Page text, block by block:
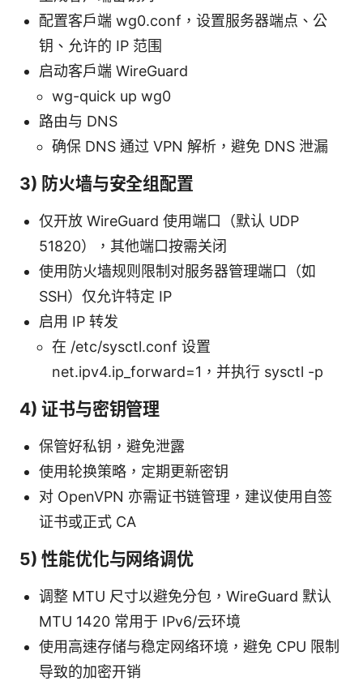
配置客户端 wg0.conf，设置服务器端点、公
钥、允许的 IP 范围
启动客户端 WireGuard
wg-quick up wg0
路由与 DNS
确保 DNS 通过 VPN 解析，避免 DNS 泄漏
3) 防火墙与安全组配置
仅开放 WireGuard 使用端口（默认 UDP
51820），其他端口按需关闭
使用防火墙规则限制对服务器管理端口（如
SSH）仅允许特定 IP
启用 IP 转发
在 /etc/sysctl.conf 设置
net.ipv4.ip_forward=1，并执行 sysctl -p
4) 证书与密钥管理
保管好私钥，避免泄露
使用轮换策略，定期更新密钥
对 OpenVPN 亦需证书链管理，建议使用自签
证书或正式 CA
5) 性能优化与网络调优
调整 MTU 尺寸以避免分包，WireGuard 默认
MTU 1420 常用于 IPv6/云环境
使用高速存储与稳定网络环境，避免 CPU 限制
导致的加密开销